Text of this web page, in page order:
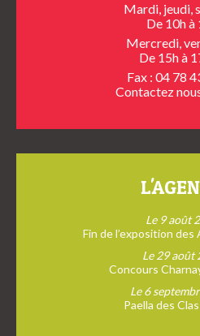
Mardi, jeudi,
De 10h à
Mercredi,
De 15h à
Fax : 04 78
Contactez
Le 9 août
Fin de l’exposition des
Le 29 août
Concours
Le 6
Paella des